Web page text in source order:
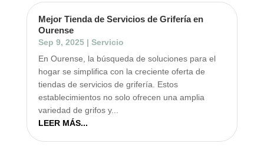
Mejor Tienda de Servicios de Grifería en
Ourense
Sep 9, 2025| Servicio
En Ourense, la búsqueda de soluciones para el
hogar se simplifica con la creciente oferta de
tiendas de servicios de grifería. Estos
establecimientos no solo ofrecen una amplia
variedad de grifos y...
LEER MÁS...